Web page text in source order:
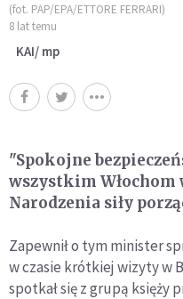
(fot. PAP/EPA/ETTORE FERRARI)
8 lat temu
KAI/ mp
"Spokojne
wszystkim Włochom
Narodzenia siły
Zapewnił o tym minister
w czasie krótkiej wizyty w
spotkał się z grupą